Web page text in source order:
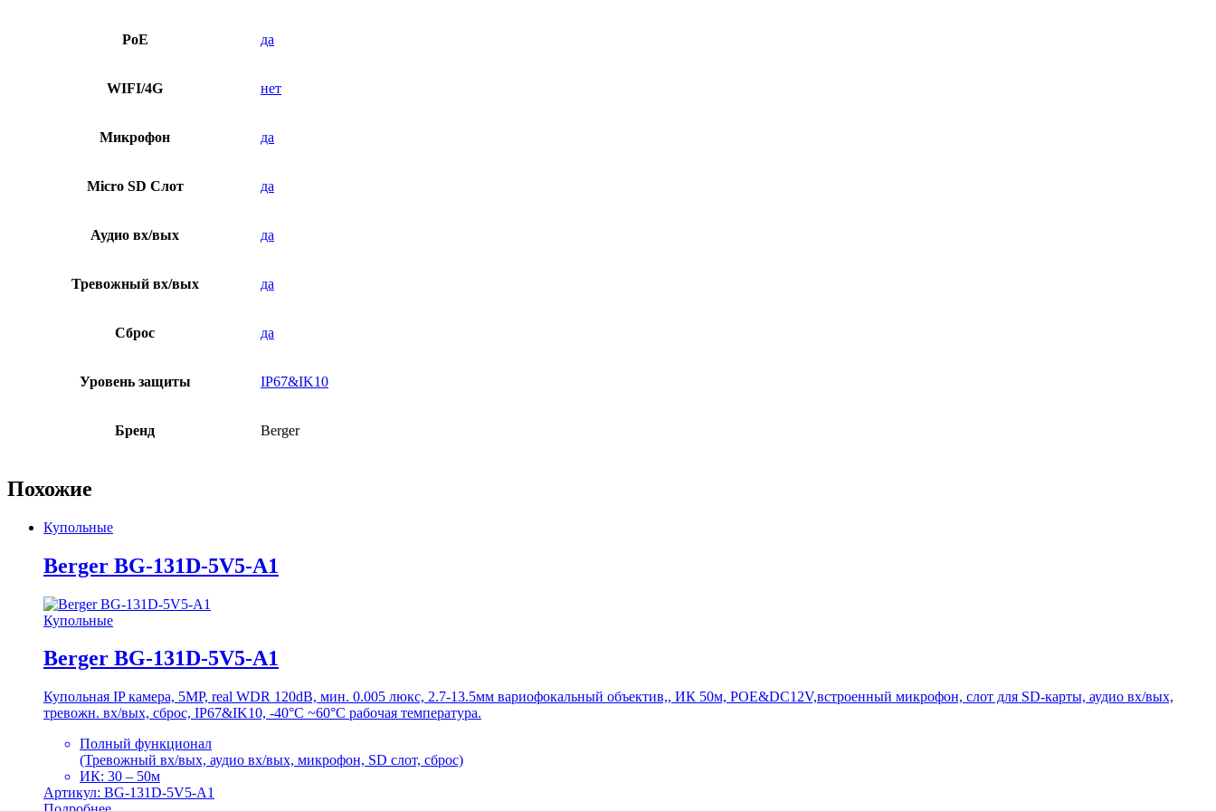
PoE да
WIFI/4G нет
Микрофон да
Micro SD Слот да
Аудио вх/вых да
Тревожный вх/вых да
Сброс да
Уровень защиты IP67&IK10
Бренд Berger
Похожие
Купольные
Berger BG-131D-5V5-A1
Купольные
Berger BG-131D-5V5-A1
Купольная IP камера, 5MP, real WDR 120dB, мин. 0.005 люкс, 2.7-13.5мм вариофокальный объектив,, ИК 50м, POE&DC12V,встроенный микрофон, слот для SD-карты, аудио вх/вых,
тревожн. вх/вых, сброс, IP67&IK10, -40°C ~60°C рабочая температура.
Полный функционал
(Тревожный вх/вых, аудио вх/вых, микрофон, SD слот, сброс)
ИК: 30 – 50м
Артикул: BG-131D-5V5-A1